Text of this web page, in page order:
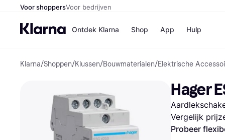
Voor shoppersVoor bedrijven
Ontdek Klarna Shop
Winkels
Bol
H&M
App Hulp
Klarna/Shoppen/Klussen/Bouwmaterialen/Elektrische
Hager
Vergelijk
Probeer